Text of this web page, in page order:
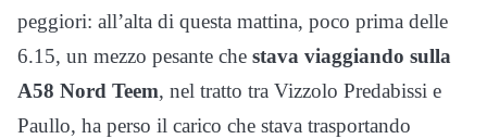
peggiori: all’alta di questa mattina, poco prima delle
6.15, un mezzo pesante che stava viaggiando sulla
A58 Nord Teem, nel tratto tra Vizzolo Predabissi e
Paullo, ha perso il carico che stava trasportando